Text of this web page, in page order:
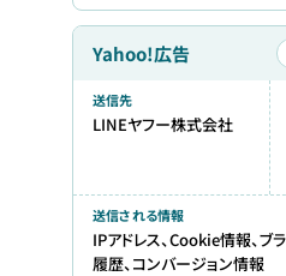
Yahoo!広告
送信先
LINEヤフー株式会社
送信される情報
IPアドレス、Cookie情報、ブ
履歴、コンバージョン情報